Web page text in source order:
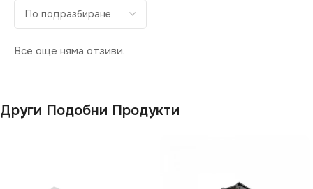
Все още няма отзиви.
Други Подобни Продукти